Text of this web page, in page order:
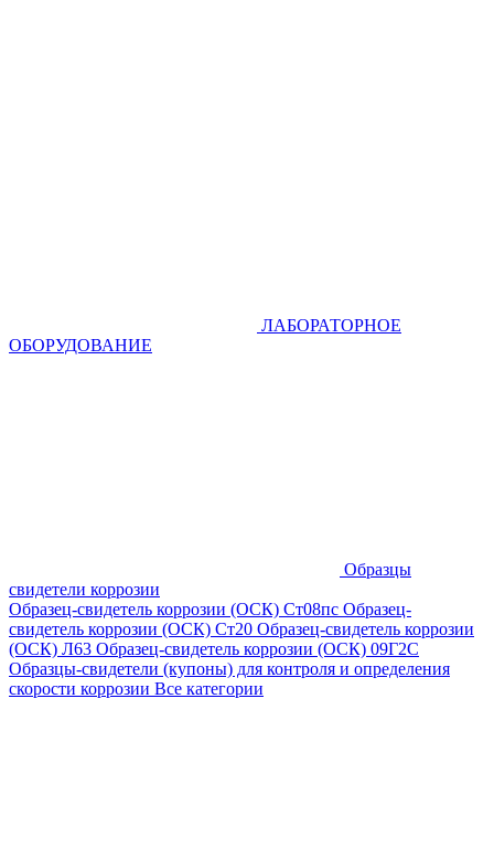
ЛАБОРАТОРНОЕ
ОБОРУДОВАНИЕ
Образцы
свидетели коррозии
Образец-свидетель коррозии (ОСК) Ст08пс Образец-
свидетель коррозии (ОСК) Ст20 Образец-свидетель коррозии
(ОСК) Л63 Образец-свидетель коррозии (ОСК) 09Г2С
Образцы-свидетели (купоны) для контроля и определения
скорости коррозии Все категории